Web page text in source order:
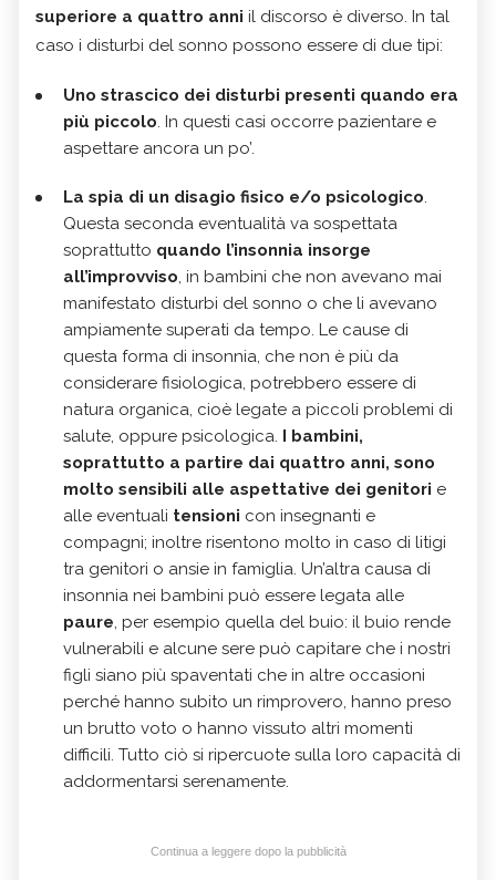
superiore a quattro anni il discorso è diverso. In tal
caso i disturbi del sonno possono essere di due tipi:
Uno strascico dei disturbi presenti quando era
più piccolo. In questi casi occorre pazientare e
aspettare ancora un po’.
La spia di un disagio fisico e/o psicologico.
Questa seconda eventualità va sospettata
soprattutto quando l’insonnia insorge
all’improvviso, in bambini che non avevano mai
manifestato disturbi del sonno o che li avevano
ampiamente superati da tempo. Le cause di
questa forma di insonnia, che non è più da
considerare fisiologica, potrebbero essere di
natura organica, cioè legate a piccoli problemi di
salute, oppure psicologica. I bambini,
soprattutto a partire dai quattro anni, sono
molto sensibili alle aspettative dei genitori e
alle eventuali tensioni con insegnanti e
compagni; inoltre risentono molto in caso di litigi
tra genitori o ansie in famiglia. Un’altra causa di
insonnia nei bambini può essere legata alle
paure, per esempio quella del buio: il buio rende
vulnerabili e alcune sere può capitare che i nostri
figli siano più spaventati che in altre occasioni
perché hanno subito un rimprovero, hanno preso
un brutto voto o hanno vissuto altri momenti
difficili. Tutto ciò si ripercuote sulla loro capacità di
addormentarsi serenamente.
Continua a leggere dopo la pubblicità